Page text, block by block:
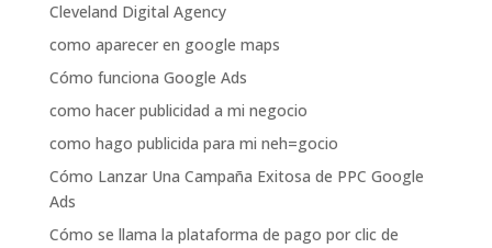
Cleveland Digital Agency
como aparecer en google maps
Cómo funciona Google Ads
como hacer publicidad a mi negocio
como hago publicida para mi neh=gocio
Cómo Lanzar Una Campaña Exitosa de PPC Google
Ads
Cómo se llama la plataforma de pago por clic de